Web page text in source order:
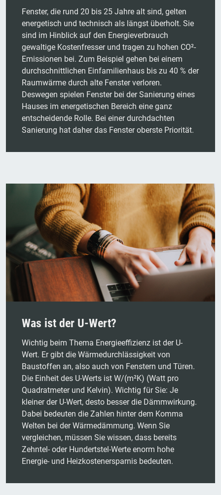
Fenster, die rund 20 bis 25 Jahre alt sind, gelten
energetisch und technisch als längst überholt. Sie
sind im Hinblick auf den Energieverbrauch
gewaltige Kostenfresser und tragen zu hohen CO²-
Emissionen bei. Zum Beispiel gehen bei einem
durchschnittlichen Einfamilienhaus bis zu 40 % der
Raumwärme durch alte Fenster verloren.
Deswegen spielen Fenster bei der Sanierung eines
Hauses im energetischen Bereich eine ganz
entscheidende Rolle. Bei einer durchdachten
Sanierung hat daher das Fenster oberste Priorität.
Was ist der U-Wert?
Wichtig beim Thema Energieeffizienz ist der U-
Wert. Er gibt die Wärmedurchlässigkeit von
Baustoffen an, also auch von Fenstern und Türen.
Die Einheit des U-Werts ist W/(m²K) (Watt pro
Quadratmeter und Kelvin). Wichtig für Sie: Je
kleiner der U-Wert, desto besser die Dämmwirkung.
Dabei bedeuten die Zahlen hinter dem Komma
Welten bei der Wärmedämmung. Wenn Sie
vergleichen, müssen Sie wissen, dass bereits
Zehntel- oder Hundertstel-Werte enorm hohe
Energie- und Heizkostenersparnis bedeuten.